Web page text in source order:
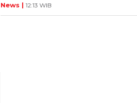
Istana Negara
News | 12:13 WIB